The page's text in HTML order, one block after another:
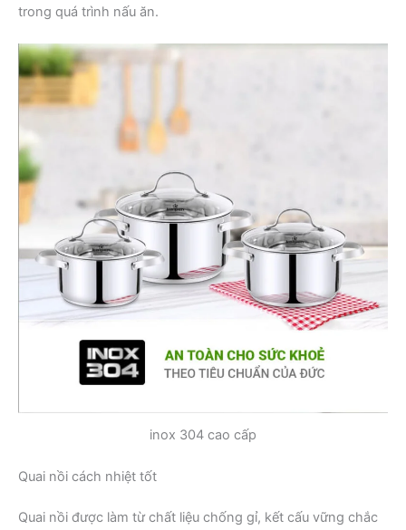
trong quá trình nấu ăn.
inox 304 cao cấp
Quai nồi cách nhiệt tốt
Quai nồi được làm từ chất liệu chống gỉ, kết cấu vững chắc